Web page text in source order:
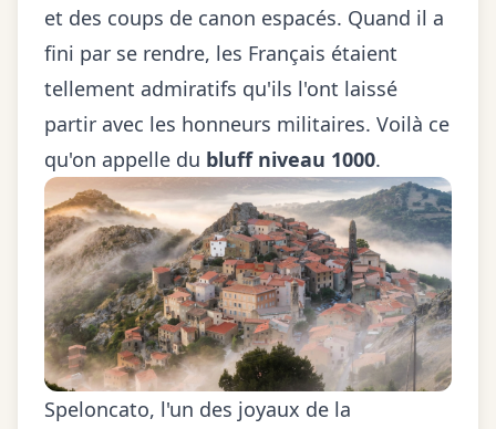
et des coups de canon espacés. Quand il a
fini par se rendre, les Français étaient
tellement admiratifs qu'ils l'ont laissé
partir avec les honneurs militaires. Voilà ce
qu'on appelle du bluff niveau 1000.
Speloncato, l'un des joyaux de la